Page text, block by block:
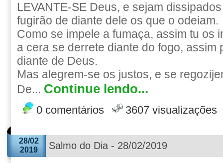
LEVANTE-SE Deus, e sejam
fugirão de diante dele os que o odeiam.
Como se impele a fumaça, assim tu os
a cera se derrete diante do fogo, assim
diante de Deus.
Mas alegrem-se os justos, e se
De... Continue lendo...
0 comentários 3607 visualizações
28/02
2019
Salmo do Dia - 28/02/2019